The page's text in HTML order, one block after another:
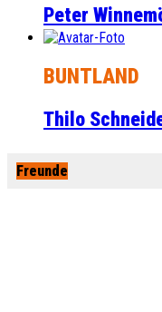
Peter
BUNTLAND
Thilo
Freunde